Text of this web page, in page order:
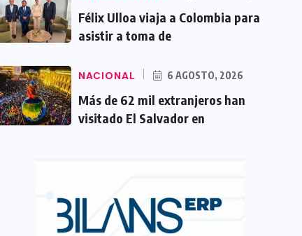
Félix Ulloa viaja a Colombia para
asistir a toma de
NACIONAL 6 AGOSTO, 2026
Más de 62 mil extranjeros han
visitado El Salvador en